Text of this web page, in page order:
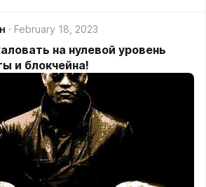
February 18, 2023
на нулевой уровень
и блокчейна!